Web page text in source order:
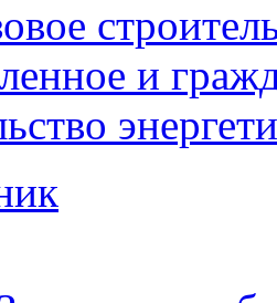
и